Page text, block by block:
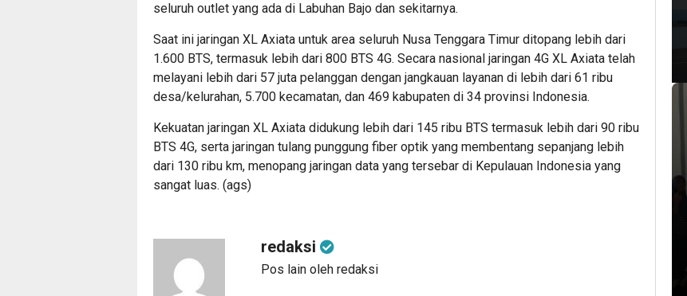
seluruh outlet yang ada di Labuhan Bajo dan sekitarnya.
Saat ini jaringan XL Axiata untuk area seluruh Nusa Tenggara Timur ditopang lebih dari
1.600 BTS, termasuk lebih dari 800 BTS 4G. Secara nasional jaringan 4G XL Axiata telah
melayani lebih dari 57 juta pelanggan dengan jangkauan layanan di lebih dari 61 ribu
desa/kelurahan, 5.700 kecamatan, dan 469 kabupaten di 34 provinsi Indonesia.
Kekuatan jaringan XL Axiata didukung lebih dari 145 ribu BTS termasuk lebih dari 90 ribu
BTS 4G, serta jaringan tulang punggung fiber optik yang membentang sepanjang lebih
dari 130 ribu km, menopang jaringan data yang tersebar di Kepulauan Indonesia yang
sangat luas. (ags)
redaksi
Pos lain oleh redaksi